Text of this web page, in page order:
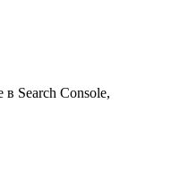
в Search Console,